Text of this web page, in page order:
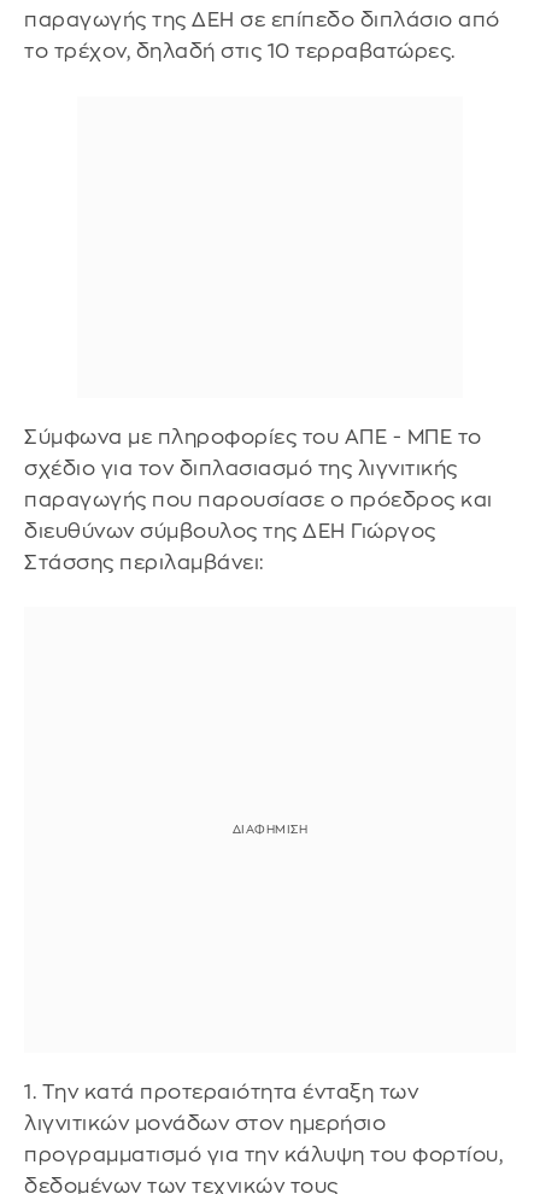
παραγωγής της ΔΕΗ σε επίπεδο διπλάσιο από
το τρέχον, δηλαδή στις 10 τερραβατώρες.
Σύμφωνα με πληροφορίες του ΑΠΕ - ΜΠΕ το
σχέδιο για τον διπλασιασμό της λιγνιτικής
παραγωγής που παρουσίασε ο πρόεδρος και
διευθύνων σύμβουλος της ΔΕΗ Γιώργος
Στάσσης περιλαμβάνει:
1. Την κατά προτεραιότητα ένταξη των
λιγνιτικών μονάδων στον ημερήσιο
προγραμματισμό για την κάλυψη του φορτίου,
δεδομένων των τεχνικών τους